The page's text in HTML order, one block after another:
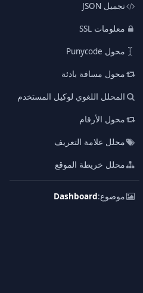
تجميل JSON
معلومات SSL
محول Punycode
محول مسافة بادئة
المحلل اللغوي لوكيل المستخدم
محول الأرقام
محلل علامة التعريف
محلل خريطة الموقع
موضوع:Dashboard